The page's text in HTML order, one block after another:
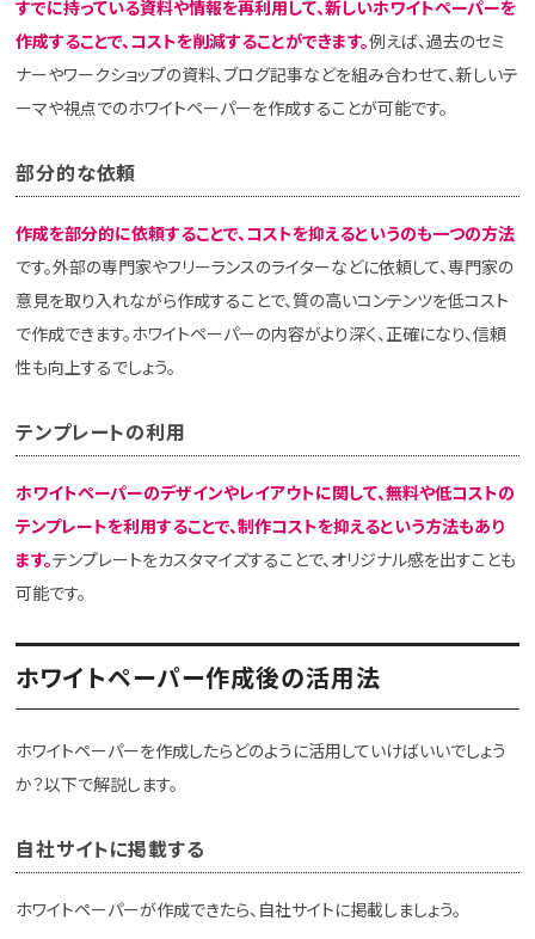
すでに持っている資料や情報を再利用して、新しいホワイトペーパーを
作成することで、コストを削減することができます。例えば、過去のセミ
ナーやワークショップの資料、ブログ記事などを組み合わせて、新しいテ
ーマや視点でのホワイトペーパーを作成することが可能です。
部分的な依頼
作成を部分的に依頼することで、コストを抑えるというのも一つの方法
です。外部の専門家やフリーランスのライターなどに依頼して、専門家の
意見を取り入れながら作成することで、質の高いコンテンツを低コスト
で作成できます。ホワイトペーパーの内容がより深く、正確になり、信頼
性も向上するでしょう。
テンプレートの利用
ホワイトペーパーのデザインやレイアウトに関して、無料や低コストの
テンプレートを利用することで、制作コストを抑えるという方法もあり
ます。テンプレートをカスタマイズすることで、オリジナル感を出すことも
可能です。
ホワイトペーパー作成後の活用法
ホワイトペーパーを作成したらどのように活用していけばいいでしょう
か？以下で解説します。
自社サイトに掲載する
ホワイトペーパーが作成できたら、自社サイトに掲載しましょう。